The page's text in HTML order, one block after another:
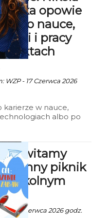
opowie
o nauce,
i pracy
WZP - 17 Czerwca 2026
karierze w nauce,
albo po
Już w najbliższy
czerwca, młodzież
okazję wziąć udział w
spotkaniu z Nikolą
naukowczynią
z projektami
doktorantką
of Rhode Island oraz
witamy
piknik
- 17 Czerwca 2026 godz.